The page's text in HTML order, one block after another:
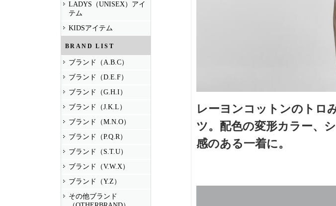
LADYS（UNISEX）アイ
テム
KIDSアイテム
BRAND LIST
ブランド（A.B.C）
ブランド（D.E.F）
ブランド（G.H.I）
ブランド（J.K.L）
ブランド（M.N.O）
ブランド（P.Q.R）
ブランド（S.T.U）
ブランド（V.W.X）
ブランド（Y.Z）
その他ブランド
レーヨンコットンのトロ
ツ。配色の変形カラー、
感のある一着に。